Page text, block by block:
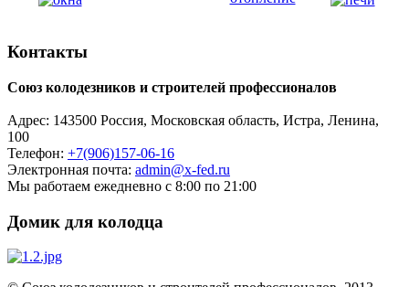
Контакты
Союз колодезников и строителей профессионалов
Адрес: 143500 Россия, Московская область, Истра, Ленина,
100
Телефон: +7(906)157-06-16
Электронная почта: admin@x-fed.ru
Мы работаем ежедневно с 8:00 по 21:00
Домик для колодца